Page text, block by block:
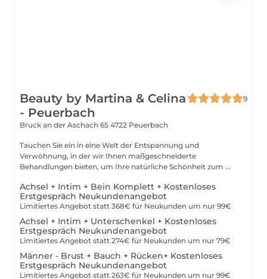
Beauty by Martina & Celina
- Peuerbach
9
Bruck an der Aschach 65 4722 Peuerbach
Tauchen Sie ein in eine Welt der Entspannung und
Verwöhnung, in der wir Ihnen maßgeschneiderte
Behandlungen bieten, um Ihre natürliche Schönheit zum ...
Achsel + Intim + Bein Komplett + Kostenloses
Erstgespräch Neukundenangebot
Limitiertes Angebot statt 368€ für Neukunden um nur 99€
Achsel + Intim + Unterschenkel + Kostenloses
Erstgespräch Neukundenangebot
Limitiertes Angebot statt 274€ für Neukunden um nur 79€
Männer - Brust + Bauch + Rücken+ Kostenloses
Erstgespräch Neukundenangebot
Limitiertes Angebot statt 263€ für Neukunden um nur 99€